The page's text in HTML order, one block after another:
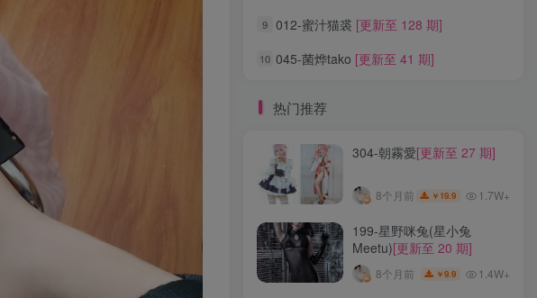
9 012-蜜汁猫裘 [更新至 128 期]
10 045-菌烨tako [更新至 41 期]
热门推荐
304-朝霧愛[更新至 27 期]
8个月前 ￥ 19.9 1.7W+
199-星野咪兔(星小兔
Meetu)[更新至 20 期]
8个月前 ￥9.9 1.4W+
9 012-蜜汁猫裘 [更新至 128 期]
10 045-菌烨tako [更新至 41 期]
标签云
龙年活动 龙宫地狱 龙娘图鉴
龙娘
龙姬
龙华妃咲JK
龙华妃咲
黛尔 黑龙贯通
黑黑麦
黑馆晴奈
黑靡烟旗袍 黑钻兔子
黑金
黑贞德泳装
黑贞兔子
黑见茜香
黑见芹香
黑裤妹